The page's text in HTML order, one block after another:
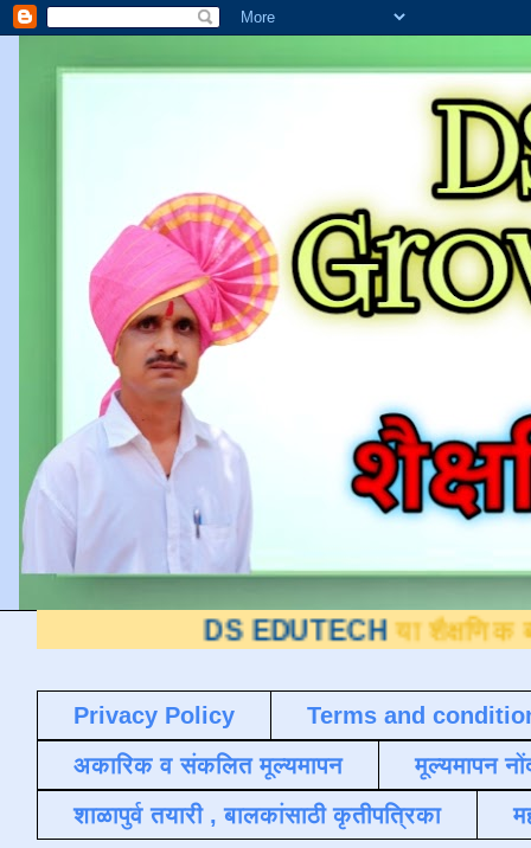
DS EDUTECH या शैक्षणिक ब्लॉगवर आपले
Privacy Policy
Terms and
अकारिक व संकलित मूल्यमापन
मूल्यमापन
शाळापुर्व तयारी , बालकांसाठी कृतीपत्रिका